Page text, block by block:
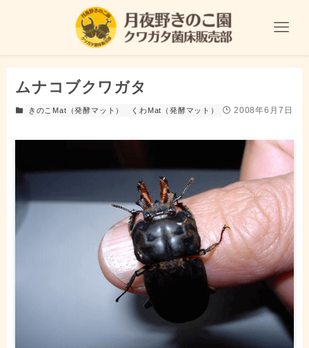
ムナコブクワガタ
きのこMat（発酵マット） くわMat（発酵マット） 2008年6月7日